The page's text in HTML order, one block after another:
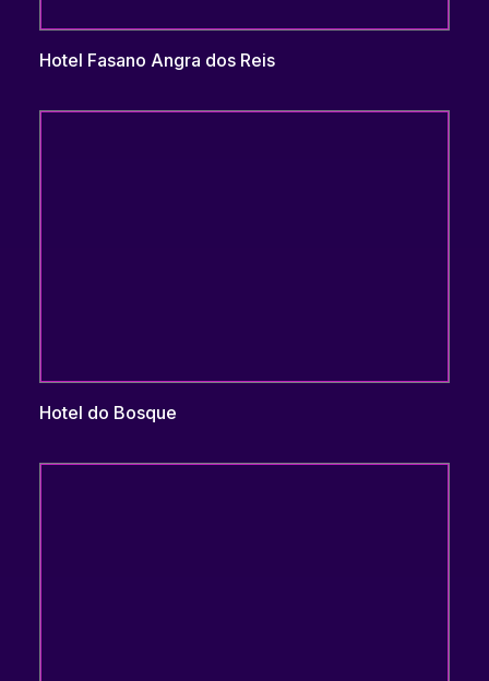
Hotel Fasano Angra dos Reis
Hotel do Bosque